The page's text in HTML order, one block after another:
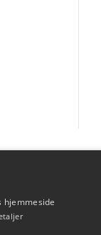
hjemmeside